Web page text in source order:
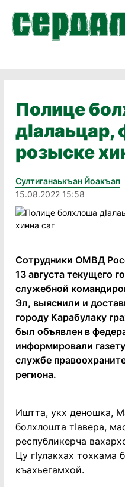
Полице
дIалаьцар,
розыске
Султиганаькъан Йоакъап
15.08.2022 15:58
Сотрудники ОМВД
13 августа текущего
служебной
Эл, выяснили и
городу Карабулаку
был объявлен в
информировали
службе
региона.
Иштта, укх деношка,
болхлошта тIавера,
республикерча
Цу гIулакхах
къахьегамхой.